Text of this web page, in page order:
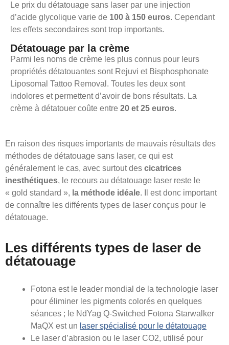
Le prix du détatouage sans laser par une injection
d’acide glycolique varie de 100 à 150 euros. Cependant
les effets secondaires sont trop importants.
Détatouage par la crème
Parmi les noms de crème les plus connus pour leurs
propriétés détatouantes sont Rejuvi et Bisphosphonate
Liposomal Tattoo Removal. Toutes les deux sont
indolores et permettent d’avoir de bons résultats. La
crème à détatouer coûte entre 20 et 25 euros.
En raison des risques importants de mauvais résultats des
méthodes de détatouage sans laser, ce qui est
généralement le cas, avec surtout des cicatrices
inesthétiques, le recours au détatouage laser reste le
« gold standard », la méthode idéale. Il est donc important
de connaître les différents types de laser conçus pour le
détatouage.
Les différents types de laser de
détatouage
Fotona est le leader mondial de la technologie laser
pour éliminer les pigments colorés en quelques
séances ; le NdYag Q-Switched Fotona Starwalker
MaQX est un laser spécialisé pour le détatouage
Le laser d’abrasion ou le laser CO2, utilisé pour